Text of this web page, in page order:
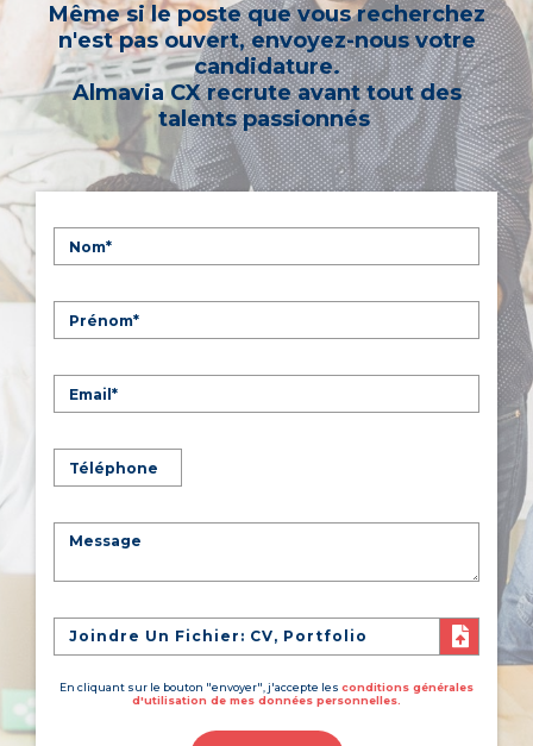
Même si le poste que vous recherchez
n'est pas ouvert, envoyez-nous votre
candidature.
Almavia CX recrute avant tout des
talents passionnés
Joindre Un Fichier: CV, Portfolio
En cliquant sur le bouton "envoyer", j'accepte les conditions générales
d'utilisation de mes données personnelles.